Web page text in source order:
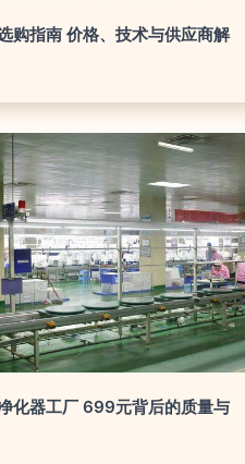
购指南 价格、技术与供应商解
化器工厂 699元背后的质量与